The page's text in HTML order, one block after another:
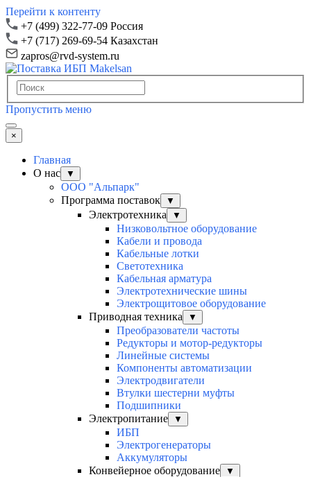
Перейти к контенту
+7 (499) 322-77-09 Россия
+7 (717) 269-69-54 Казахстан
zapros@rvd-system.ru
Пропустить меню
×
Главная
О нас
▼
ООО "Альпарк"
Программа поставок
▼
Электротехника ▼
Низковольтное оборудование
Кабели и провода
Кабельные лотки
Светотехника
Кабельная арматура
Электротехнические шины
Электрощитовое оборудование
Приводная техника
▼
Преобразователи частоты
Редукторы и мотор-редукторы
Линейные системы
Компоненты автоматизации
Электродвигатели
Втулки шестерни муфты
Подшипники
Электропитание
▼
ИБП
Электрогенераторы
Аккумуляторы
Конвейерное оборудование
▼